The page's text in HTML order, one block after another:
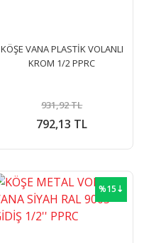
KÖŞE VANA PLASTİK VOLANLI
KROM 1/2 PPRC
792,13 TL
931,92 TL
%15⇣